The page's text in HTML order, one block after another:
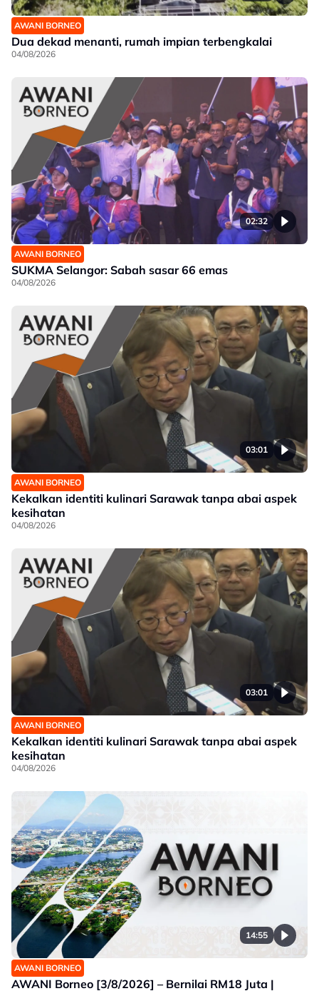
AWANI BORNEO
Dua dekad menanti, rumah impian terbengkalai
04/08/2026
02:32
AWANI BORNEO
SUKMA Selangor: Sabah sasar 66 emas
04/08/2026
03:01
AWANI BORNEO
Kekalkan identiti kulinari Sarawak tanpa abai aspek
kesihatan
04/08/2026
03:01
AWANI BORNEO
Kekalkan identiti kulinari Sarawak tanpa abai aspek
kesihatan
04/08/2026
14:55
AWANI BORNEO
AWANI Borneo [3/8/2026] – Bernilai RM18 Juta |